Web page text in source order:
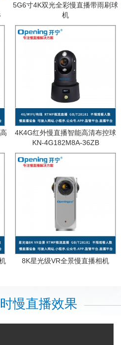
5G6寸4K双光全彩慢直播带雨刷球
机
4K4G红外慢直播智能高清布控球
KN-4G182M8A-36ZB
8K星光级VR全景慢直播相机
慢直播效果